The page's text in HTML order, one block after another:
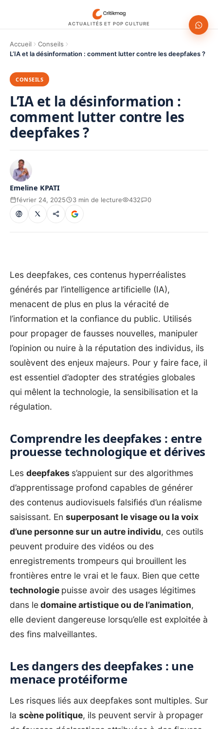
ACTUALITÉS ET POP CULTURE
Accueil
Conseils
L’IA et la désinformation : comment lutter contre les deepfakes ?
CONSEILS
L’IA et la désinformation :
comment lutter contre les
deepfakes ?
Emeline KPATI
février 24, 2025 3 min de lecture 432 0
Les deepfakes, ces contenus hyperréalistes
générés par l’intelligence artificielle (IA),
menacent de plus en plus la véracité de
l’information et la confiance du public. Utilisés
pour propager de fausses nouvelles, manipuler
l’opinion ou nuire à la réputation des individus, ils
soulèvent des enjeux majeurs. Pour y faire face, il
est essentiel d’adopter des stratégies globales
qui mêlent la technologie, la sensibilisation et la
régulation.
Comprendre les deepfakes : entre
prouesse technologique et dérives
Les deepfakes s’appuient sur des algorithmes
d’apprentissage profond capables de générer
des contenus audiovisuels falsifiés d’un réalisme
saisissant. En superposant le visage ou la voix
d’une personne sur un autre individu, ces outils
peuvent produire des vidéos ou des
enregistrements trompeurs qui brouillent les
frontières entre le vrai et le faux. Bien que cette
technologie puisse avoir des usages légitimes
dans ledomaine artistique ou de l’animation,
elle devient dangereuse lorsqu’elle est exploitée à
des fins malveillantes.
Les dangers des deepfakes : une
menace protéiforme
Les risques liés aux deepfakes sont multiples. Sur
la scène politique, ils peuvent servir à propager